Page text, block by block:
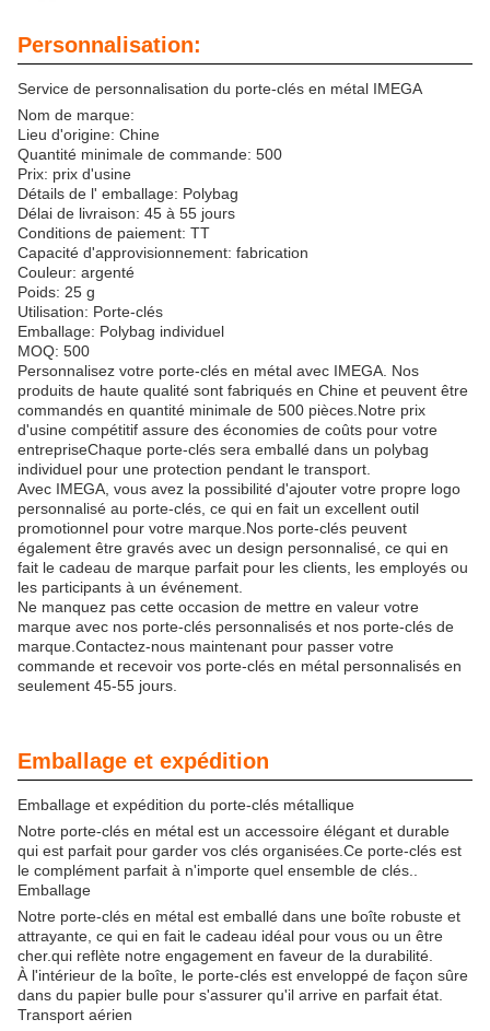
Personnalisation:
Service de personnalisation du porte-clés en métal IMEGA
Nom de marque:
Lieu d'origine: Chine
Quantité minimale de commande: 500
Prix: prix d'usine
Détails de l' emballage: Polybag
Délai de livraison: 45 à 55 jours
Conditions de paiement: TT
Capacité d'approvisionnement: fabrication
Couleur: argenté
Poids: 25 g
Utilisation: Porte-clés
Emballage: Polybag individuel
MOQ: 500
Personnalisez votre porte-clés en métal avec IMEGA. Nos
produits de haute qualité sont fabriqués en Chine et peuvent être
commandés en quantité minimale de 500 pièces.Notre prix
d'usine compétitif assure des économies de coûts pour votre
entrepriseChaque porte-clés sera emballé dans un polybag
individuel pour une protection pendant le transport.
Avec IMEGA, vous avez la possibilité d'ajouter votre propre logo
personnalisé au porte-clés, ce qui en fait un excellent outil
promotionnel pour votre marque.Nos porte-clés peuvent
également être gravés avec un design personnalisé, ce qui en
fait le cadeau de marque parfait pour les clients, les employés ou
les participants à un événement.
Ne manquez pas cette occasion de mettre en valeur votre
marque avec nos porte-clés personnalisés et nos porte-clés de
marque.Contactez-nous maintenant pour passer votre
commande et recevoir vos porte-clés en métal personnalisés en
seulement 45-55 jours.
Emballage et expédition
Emballage et expédition du porte-clés métallique
Notre porte-clés en métal est un accessoire élégant et durable
qui est parfait pour garder vos clés organisées.Ce porte-clés est
le complément parfait à n'importe quel ensemble de clés..
Emballage
Notre porte-clés en métal est emballé dans une boîte robuste et
attrayante, ce qui en fait le cadeau idéal pour vous ou un être
cher.qui reflète notre engagement en faveur de la durabilité.
À l'intérieur de la boîte, le porte-clés est enveloppé de façon sûre
dans du papier bulle pour s'assurer qu'il arrive en parfait état.
Transport aérien